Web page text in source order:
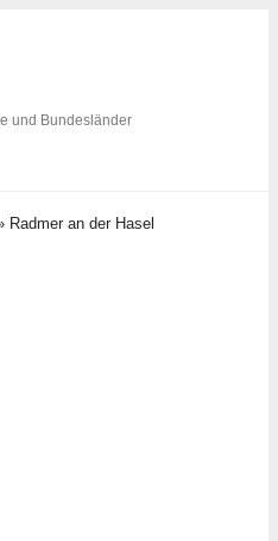
und Bundesländer
Radmer an der Hasel